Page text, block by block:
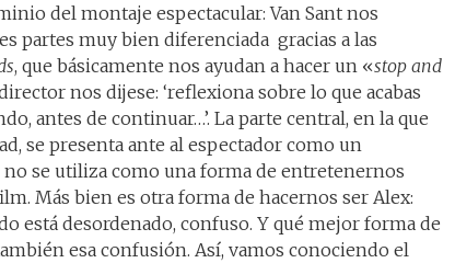
del montaje espectacular: Van Sant nos
partes muy bien diferenciada gracias a las
, que básicamente nos ayudan a hacer un «stop and
nos dijese: ‘reflexiona sobre lo que acabas
antes de continuar…’. La parte central, en la que
se presenta ante al espectador como un
no se utiliza como una forma de entretenernos
Más bien es otra forma de hacernos ser Alex:
está desordenado, confuso. Y qué mejor forma de
esa confusión. Así, vamos conociendo el